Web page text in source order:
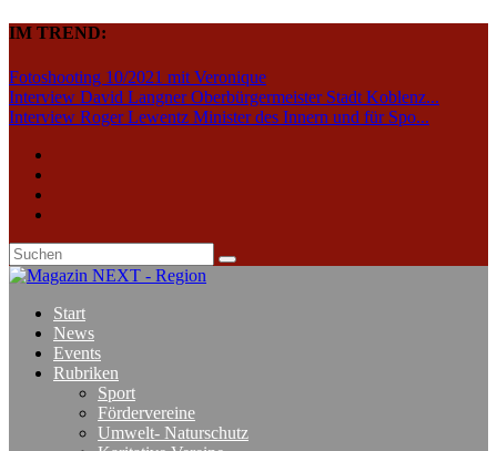
IM TREND:
Fotoshooting 10/2021 mit Veronique
Interview David Langner Oberbürgermeister Stadt Koblenz...
Interview Roger Lewentz Minister des Innern und für Spo...
Start
News
Events
Rubriken
Sport
Fördervereine
Umwelt- Naturschutz